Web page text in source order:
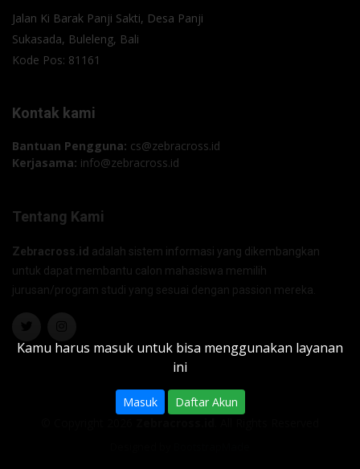
Kamu harus masuk untuk bisa menggunakan layanan
ini
Masuk Daftar Akun
Jalan Ki Barak Panji Sakti, Desa Panji
Sukasada, Buleleng, Bali
Kode Pos: 81161
Kontak kami
Bantuan Pengguna: cs@zebracross.id
Kerjasama: info@zebracross.id
Tentang Kami
Zebracross.id adalah sistem informasi yang dikembangkan
untuk dapat membantu calon mahasiswa memilih
jurusan/program studi yang sesuai dengan passion mereka.